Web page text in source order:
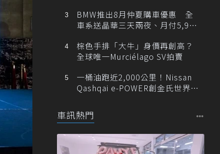
BMW推出8月仲夏購車優惠 全
車系送晶華三天兩夜、月付5,900
棕色手排「大牛」身價再創高？
全球唯一Murciélago SV拍賣
一桶油跑近2,000公里！Nissan
Qashqai e-POWER創金氏世界紀
車訊熱門